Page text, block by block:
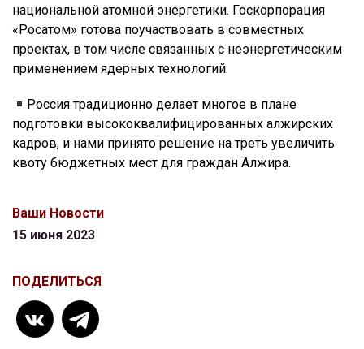
национальной атомной энергетики. Госкорпорация
«Росатом» готова поучаствовать в совместных
проектах, в том числе связанных с неэнергетическим
применением ядерных технологий.
Россия традиционно делает многое в плане
подготовки высококвалифицированных алжирских
кадров, и нами принято решение на треть увеличить
квоту бюджетных мест для граждан Алжира.
Ваши Новости
15 июня 2023
ПОДЕЛИТЬСЯ